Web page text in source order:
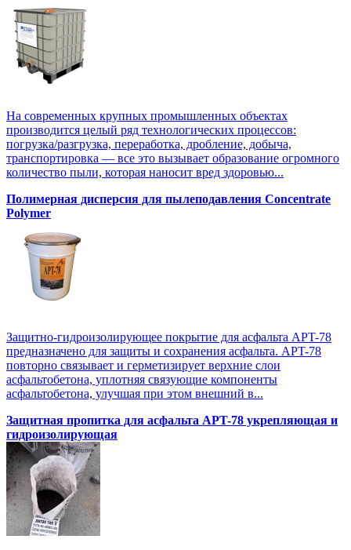
На современных крупных промышленных объектах
производится целый ряд технологических процессов:
погрузка/разгрузка, переработка, дробление, добыча,
транспортировка — все это вызывает образование огромного
количество пыли, которая наносит вред здоровью...
Полимерная дисперсия для пылеподавления Concentrate
Polymer
Защитно-гидроизолирующее покрытие для асфальта APT-78
предназначено для защиты и сохранения асфальта. APT-78
повторно связывает и герметизирует верхние слои
асфальтобетона, уплотняя связующие компоненты
асфальтобетона, улучшая при этом внешний в...
Защитная пропитка для асфальта APT-78 укрепляющая и
гидроизолирующая